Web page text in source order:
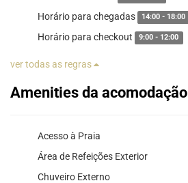
Horário para chegadas 14:00 - 18:00
Horário para checkout 9:00 - 12:00
ver todas as regras
Amenities da acomodação
Acesso à Praia
Área de Refeições Exterior
Chuveiro Externo